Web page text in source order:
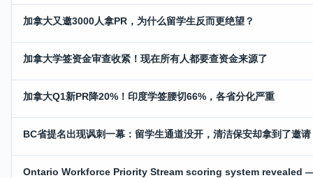
加拿大又邀3000人拿PR，为什么留学生反而更绝望？
加拿大学签资金审查收紧！现在所有人都要查资金来源了
加拿大Q1新PR降20%！印度学签腰切66%，各省分化严重
BC省提名出现讽刺一幕：留学生通道没开，清洁保安却拿到了邀请
Ontario Workforce Priority Stream scoring system revealed